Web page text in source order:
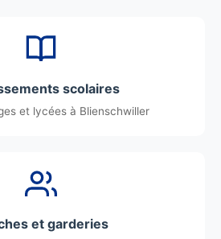
scolaires
et lycées à Blienschwiller
et garderies